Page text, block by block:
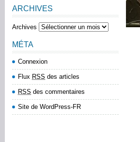
ARCHIVES
Archives
MÉTA
Connexion
Flux RSS des articles
RSS des commentaires
Site de WordPress-FR